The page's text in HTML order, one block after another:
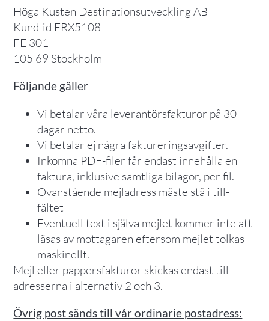
Höga Kusten Destinationsutveckling AB
Kund-id FRX5108
FE 301
105 69 Stockholm
Följande gäller
Vi betalar våra leverantörsfakturor på 30
dagar netto.
Vi betalar ej några faktureringsavgifter.
Inkomna PDF-filer får endast innehålla en
faktura, inklusive samtliga bilagor, per fil.
Ovanstående mejladress måste stå i till-
fältet
Eventuell text i själva mejlet kommer inte att
läsas av mottagaren eftersom mejlet tolkas
maskinellt.
Mejl eller pappersfakturor skickas endast till
adresserna i alternativ 2 och 3.
Övrig post sänds till vår ordinarie postadress: